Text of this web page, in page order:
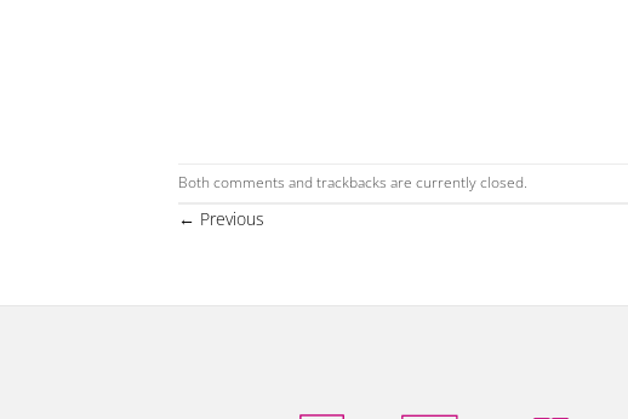
Both comments and trackbacks are currently closed.
← Previous